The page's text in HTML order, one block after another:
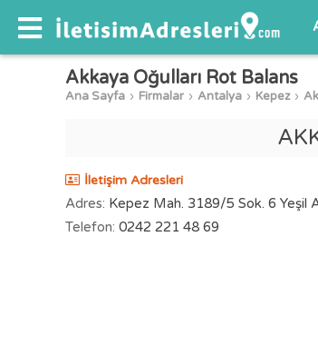
Akkaya Oğulları Rot Balans
Ana Sayfa Firmalar Antalya Kepez
İletişim Adresleri
Adres: Kepez Mah. 3189/5 Sok. 6 Yeşil
Telefon: 0242 221 48 69